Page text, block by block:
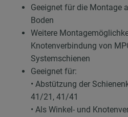
Geeignet für die Montage
Boden
Weitere
Knotenverbindung von
Systemschienen
Geeignet für:
• Abstützung der
41/21, 41/41
• Als Winkel- und